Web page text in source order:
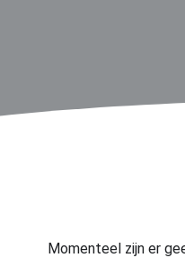
Momenteel zijn er